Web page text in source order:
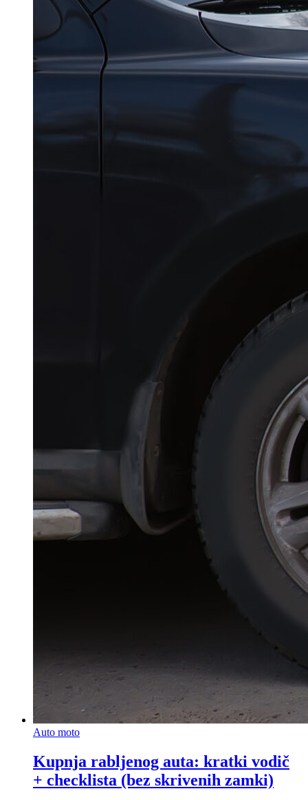
Auto moto
Kupnja rabljenog auta: kratki vodič
+ checklista (bez skrivenih zamki)